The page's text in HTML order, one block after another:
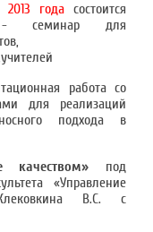
годасостоится
семинар для
работа со
для реализаций
подхода в
качеством» под
«Управление
В.С. с